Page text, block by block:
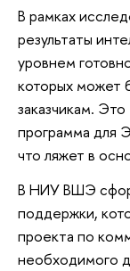
В рамках
результаты
уровнем
которых может
заказчикам.
программа для
что ляжет в
В НИУ ВШЭ
поддержки,
проекта по
необходимого